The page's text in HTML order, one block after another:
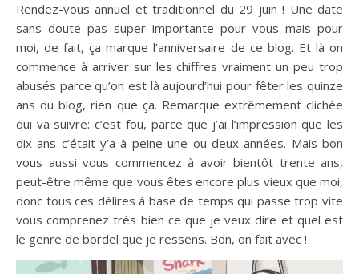
Rendez-vous annuel et traditionnel du 29 juin ! Une date
sans doute pas super importante pour vous mais pour
moi, de fait, ça marque l’anniversaire de ce blog. Et là on
commence à arriver sur les chiffres vraiment un peu trop
abusés parce qu’on est là aujourd’hui pour fêter les quinze
ans du blog, rien que ça. Remarque extrêmement clichée
qui va suivre: c’est fou, parce que j’ai l’impression que les
dix ans c’était y’a à peine une ou deux années. Mais bon
vous aussi vous commencez à avoir bientôt trente ans,
peut-être même que vous êtes encore plus vieux que moi,
donc tous ces délires à base de temps qui passe trop vite
vous comprenez très bien ce que je veux dire et quel est
le genre de bordel que je ressens. Bon, on fait avec !